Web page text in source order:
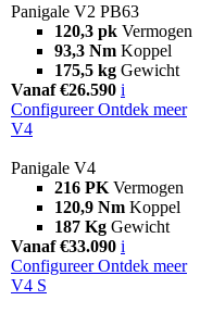
Panigale V2 PB63
120,3 pk Vermogen
93,3 Nm Koppel
175,5 kg Gewicht
Vanaf €26.590 i
Configureer Ontdek meer
V4
Panigale V4
216 PK Vermogen
120,9 Nm Koppel
187 Kg Gewicht
Vanaf €33.090 i
Configureer Ontdek meer
V4 S